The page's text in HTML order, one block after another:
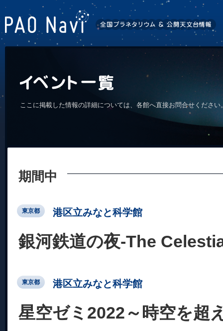
ここに掲載した情報の詳細については、各館へ直接お問合せくださ
期間中
東京都 港区立みなと科学館
銀河鉄道の夜-The
東京都 港区立みなと科学館
星空ゼミ2022～時空を超